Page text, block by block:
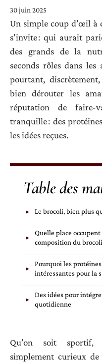
30 juin 2025
Un simple coup d’œil à
s’invite : qui aurait
des grands de la
seconds rôles dans les
pourtant,
bien dérouter les
réputation de
tranquille : des
les idées reçues.
Table des
Le brocoli, bien plus
Quelle place
composition du brocoli
Pourquoi les
intéressantes pour la
Des idées pour
quotidienne
Qu’on soit sportif,
simplement curieux